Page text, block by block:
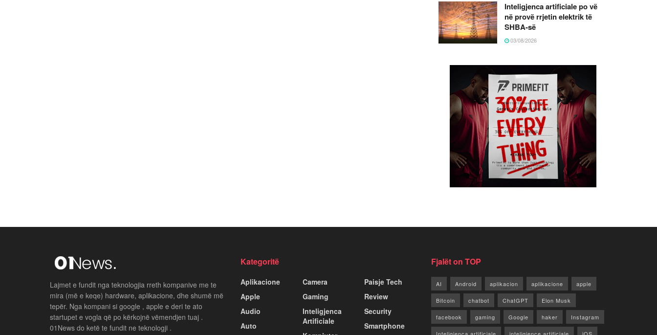
Inteligjenca artificiale po vë
në provë rrjetin elektrik të
SHBA-së
03/08/2026
Lajmet e fundit nga teknologjia rreth kompanive me te
mira (më e keqe) hardware, aplikacione, dhe shumë më
tepër. Nga kompani si google , apple e deri te ato
startupet e vogla që po kërkojnë vëmendjen tuaj .
01News do ketë te fundit ne teknologji .
Kategoritë
Aplikacione
Apple
Audio
Auto
Camera
Gaming
Inteligjenca
Artificiale
Paisje Tech
Review
Security
Smartphone
Fjalët on TOP
AI Android aplikacion aplikacione apple
Bitcoin chatbot ChatGPT Elon Musk
facebook gaming Google haker Instagram